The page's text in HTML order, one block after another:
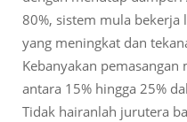
80%, sistem mula bekerja
yang meningkat dan
Kebanyakan
antara 15% hingga 25%
Tidak hairanlah jurutera